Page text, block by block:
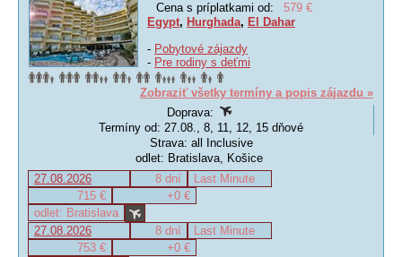
Cena s príplatkami od:
579 €
Egypt, Hurghada, El Dahar
- Pobytové zájazdy
- Pre rodiny s deťmi
Zobraziť všetky termíny a popis zájazdu »
Doprava:
Termíny od: 27.08., 8, 11, 12, 15 dňové
Strava: all Inclusive
odlet: Bratislava, Košice
27.08.2026
8 dní
Last Minute
715 €
+0 €
odlet: Bratislava
27.08.2026
8 dní
Last Minute
753 €
+0 €